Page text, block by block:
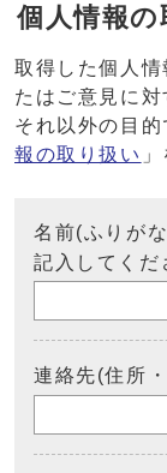
個人情報
取得した個人
たはご意見に対
それ以外の目的
報の取り扱い
名前(ふりが
記入してくだ
連絡先(住所